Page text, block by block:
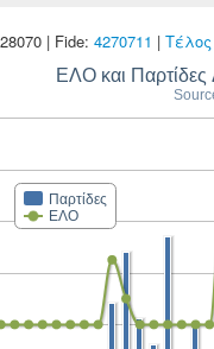
| Fide: 4270711 |
ΕΛΟ και
Παρτίδες
ΕΛΟ